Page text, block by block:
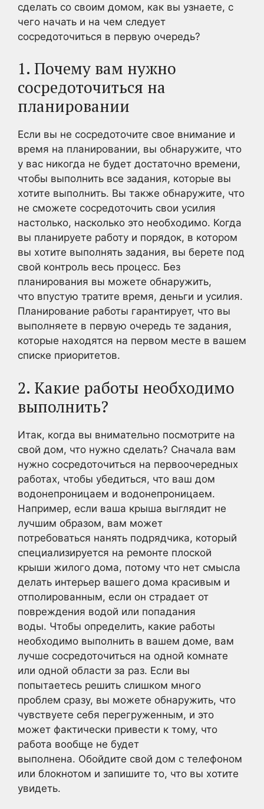
сделать со своим домом, как вы узнаете, с
чего начать и на чем следует
сосредоточиться в первую очередь?
1. Почему вам нужно
сосредоточиться на
планировании
Если вы не сосредоточите свое внимание и
время на планировании, вы обнаружите, что
у вас никогда не будет достаточно времени,
чтобы выполнить все задания, которые вы
хотите выполнить. Вы также обнаружите, что
не сможете сосредоточить свои усилия
настолько, насколько это необходимо. Когда
вы планируете работу и порядок, в котором
вы хотите выполнять задания, вы берете под
свой контроль весь процесс. Без
планирования вы можете обнаружить,
что впустую тратите время, деньги и усилия.
Планирование работы гарантирует, что вы
выполняете в первую очередь те задания,
которые находятся на первом месте в вашем
списке приоритетов.
2. Какие работы необходимо
выполнить?
Итак, когда вы внимательно посмотрите на
свой дом, что нужно сделать? Сначала вам
нужно сосредоточиться на первоочередных
работах, чтобы убедиться, что ваш дом
водонепроницаем и водонепроницаем.
Например, если ваша крыша выглядит не
лучшим образом, вам может
потребоваться нанять подрядчика, который
специализируется на ремонте плоской
крыши жилого дома, потому что нет смысла
делать интерьер вашего дома красивым и
отполированным, если он страдает от
повреждения водой или попадания
воды. Чтобы определить, какие работы
необходимо выполнить в вашем доме, вам
лучше сосредоточиться на одной комнате
или одной области за раз. Если вы
попытаетесь решить слишком много
проблем сразу, вы можете обнаружить, что
чувствуете себя перегруженным, и это
может фактически привести к тому, что
работа вообще не будет
выполнена. Обойдите свой дом с телефоном
или блокнотом и запишите то, что вы хотите
увидеть.